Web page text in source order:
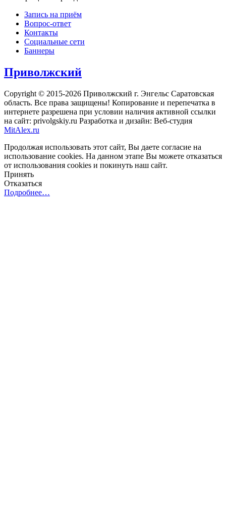
Запись на приём
Вопрос-ответ
Контакты
Социальные сети
Баннеры
Приволжский
Copyright © 2015-2026 Приволжский г. Энгельс Саратовская
область. Все права защищены! Копирование и перепечатка в
интернете разрешена при условии наличия активной ссылки
на сайт: privolgskiy.ru Разработка и дизайн: Веб-студия
MitAlex.ru
Продолжая использовать этот сайт, Вы даете согласие на
использование cookies. На данном этапе Вы можете отказаться
от использования cookies и покинуть наш сайт.
Принять
Отказаться
Подробнее…